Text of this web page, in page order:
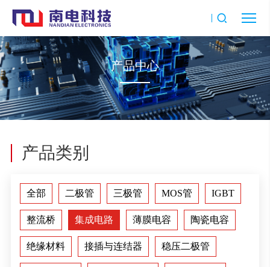
产品中心
产品类别
全部 二极管 三极管 MOS管 IGBT
整流桥 集成电路 薄膜电容 陶瓷电容
绝缘材料 接插与连结器 稳压二极管